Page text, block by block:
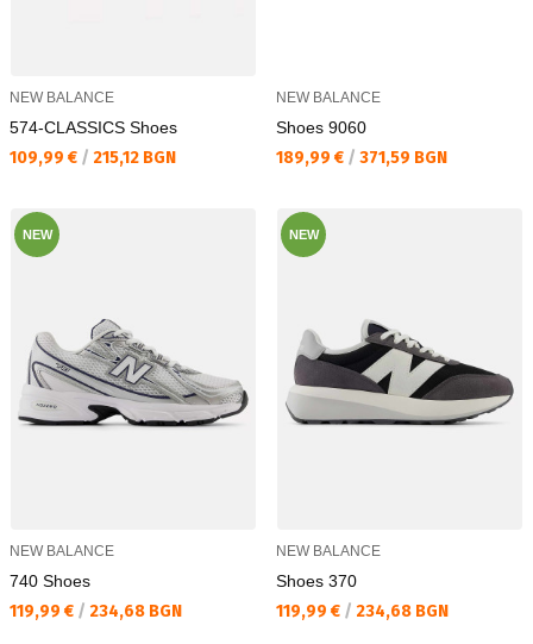
NEW BALANCE
574-CLASSICS Shoes
Текуща цена:
109,99 € / 215,12 BGN
NEW BALANCE
Shoes 9060
Текуща цена:
189,99 € / 371,59 BGN
NEW
NEW BALANCE
740 Shoes
Текуща цена:
119,99 € / 234,68 BGN
NEW
NEW BALANCE
Shoes 370
Текуща цена:
119,99 € / 234,68 BGN